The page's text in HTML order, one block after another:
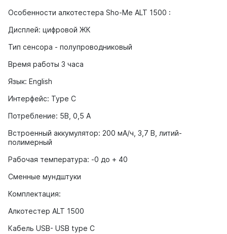
Особенности алкотестера Sho-Me ALT 1500 :
Дисплей: цифровой ЖК
Тип сенсора - полупроводниковый
Время работы 3 часа
Язык: English
Интерфейс: Type C
Потребление: 5В, 0,5 А
Встроенный аккумулятор: 200 мA/ч, 3,7 В, литий-
полимерный
Рабочая температура: -0 до + 40
Сменные мундштуки
Комплектация:
Алкотестер ALT 1500
Кабель USB- USB type C